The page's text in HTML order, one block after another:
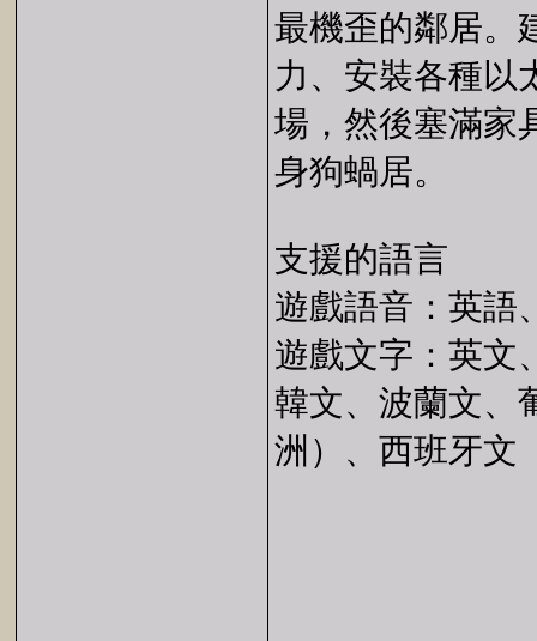
最機歪的鄰居。
力、安裝各種以
場，然後塞滿家
身狗蝸居。
支援的語言
遊戲語音：英語
遊戲文字：英文
韓文、波蘭文、
洲）、西班牙文